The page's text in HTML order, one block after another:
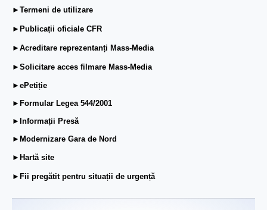
►Termeni de utilizare
►Publicații oficiale CFR
►Acreditare reprezentanți Mass-Media
►Solicitare acces filmare Mass-Media
►ePetiție
►Formular Legea 544/2001
►Informații Presă
►Modernizare Gara de Nord
►Hartă site
►Fii pregătit pentru situații de urgență